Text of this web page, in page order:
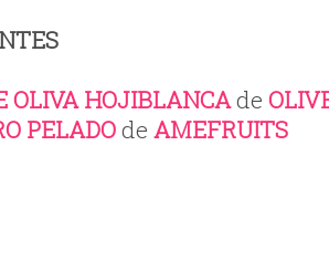
OLIVA HOJIBLANCAde
PELADOde AMEFRUITS